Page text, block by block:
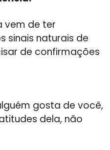
vem de ter
sinais naturais de
de confirmações
gosta de você,
dela, não